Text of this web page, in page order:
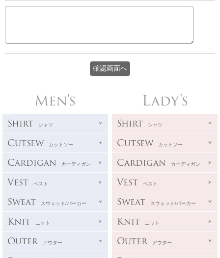
Men's
Shirt シャツ
Cutsew カットソー
Cardigan カーディガン
Vest ベスト
Sweat スウェット/パーカー
Knit ニット
Outer アウター
Lady's
Shirt シャツ
Cutsew カットソー
Cardigan カーディガン
Vest ベスト
Sweat スウェット/パーカー
Knit ニット
Outer アウター